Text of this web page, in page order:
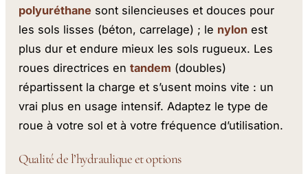
polyuréthane sont silencieuses et douces pour
les sols lisses (béton, carrelage) ; le nylon est
plus dur et endure mieux les sols rugueux. Les
roues directrices entandem (doubles)
répartissent la charge et s’usent moins vite : un
vrai plus en usage intensif. Adaptez le type de
roue à votre sol et à votre fréquence d’utilisation.
Qualité de l’hydraulique et options